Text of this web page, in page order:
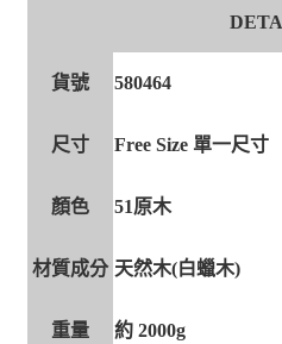
貨號 580464
尺寸 Free Size 單一尺寸
顏色 51原木
材質成分 天然木(白蠟木)
重量 約 2000g